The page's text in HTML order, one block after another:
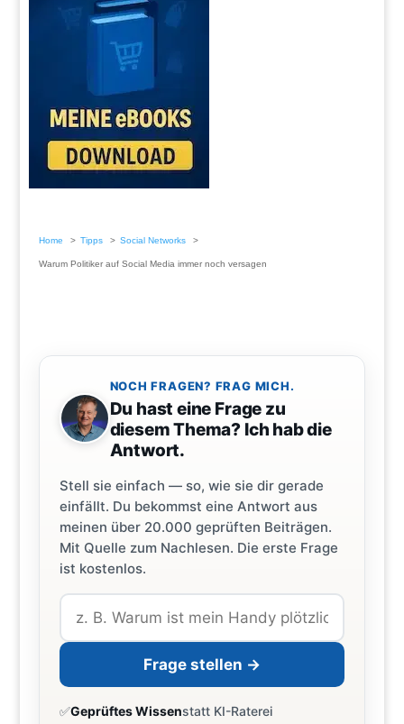
Home Tipps Social Networks
Warum Politiker auf Social Media immer noch versagen
NOCH FRAGEN? FRAG MICH.
Du hast eine Frage zu
diesem Thema? Ich hab die
Antwort.
Stell sie einfach — so, wie sie dir gerade
einfällt. Du bekommst eine Antwort aus
meinen über 20.000 geprüften Beiträgen.
Mit Quelle zum Nachlesen. Die erste Frage
ist kostenlos.
Frage stellen →
✅Geprüftes Wissenstatt KI-Raterei